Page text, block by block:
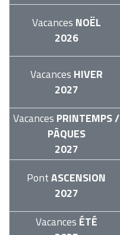
Vacances NOËL
2026
Vacances HIVER
2027
Vacances PRINTEMPS /
PÂQUES
2027
PontASCENSION
2027
Vacances ÉTÉ